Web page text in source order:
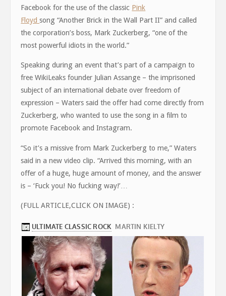
Facebook for the use of the classic Pink
Floydsong “Another Brick in the Wall Part II” and called
the corporation’s boss, Mark Zuckerberg, “one of the
most powerful idiots in the world.”
Speaking during an event that’s part of a campaign to
free WikiLeaks founder Julian Assange – the imprisoned
subject of an international debate over freedom of
expression – Waters said the offer had come directly from
Zuckerberg, who wanted to use the song in a film to
promote Facebook and Instagram.
“So it’s a missive from Mark Zuckerberg to me,” Waters
said in a new video clip. “Arrived this morning, with an
offer of a huge, huge amount of money, and the answer
is – ‘Fuck you! No fucking way!’…
(FULL ARTICLE,CLICK ON IMAGE) :